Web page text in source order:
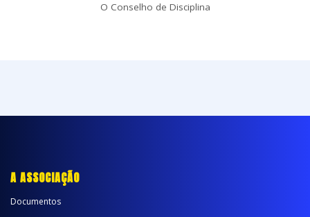
O Conselho de Disciplina
A ASSOCIAÇÃO
Documentos